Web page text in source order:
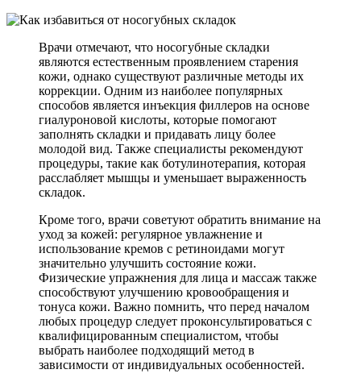
Врачи отмечают, что носогубные складки
являются естественным проявлением старения
кожи, однако существуют различные методы их
коррекции. Одним из наиболее популярных
способов является инъекция филлеров на основе
гиалуроновой кислоты, которые помогают
заполнять складки и придавать лицу более
молодой вид. Также специалисты рекомендуют
процедуры, такие как ботулинотерапия, которая
расслабляет мышцы и уменьшает выраженность
складок.
Кроме того, врачи советуют обратить внимание на
уход за кожей: регулярное увлажнение и
использование кремов с ретиноидами могут
значительно улучшить состояние кожи.
Физические упражнения для лица и массаж также
способствуют улучшению кровообращения и
тонуса кожи. Важно помнить, что перед началом
любых процедур следует проконсультироваться с
квалифицированным специалистом, чтобы
выбрать наиболее подходящий метод в
зависимости от индивидуальных особенностей.